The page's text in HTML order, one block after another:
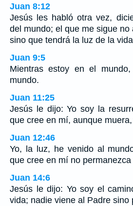
Juan 8:12
Jesús les habló otra vez,
del mundo; el que me sigue no
sino que tendrá la luz de la
Juan 9:5
Mientras estoy en el
mundo.
Juan 11:25
Jesús le dijo: Yo soy la
que cree en mí, aunque
Juan 12:46
Yo, la luz, he venido al
que cree en mí no
Juan 14:6
Jesús le dijo: Yo soy el
vida; nadie viene al Padre sino